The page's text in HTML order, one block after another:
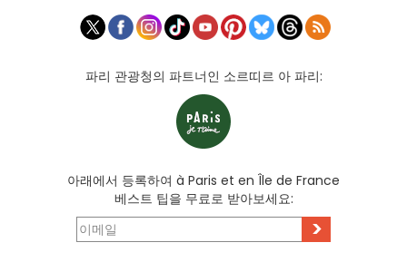
파리 관광청의 파트너인 소르띠르 아 파리:
아래에서 등록하여 à Paris et en Île de France
베스트 팁을 무료로 받아보세요:
>